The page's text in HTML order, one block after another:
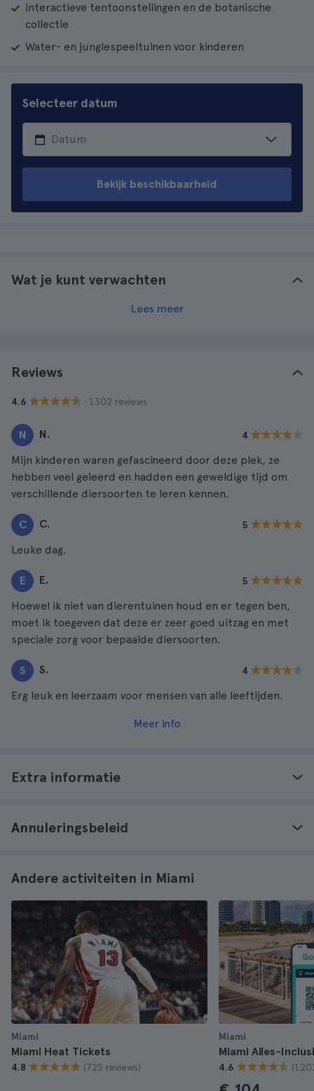
Interactieve tentoonstellingen en de botanische
collectie
Water- en junglespeeltuinen voor kinderen
Selecteer datum
Bekijk beschikbaarheid
Wat je kunt verwachten
Lees meer
Reviews
4.6 · 1.302 reviews
N N. 4
Mijn kinderen waren gefascineerd door deze plek, ze
hebben veel geleerd en hadden een geweldige tijd om
verschillende diersoorten te leren kennen.
C C. 5
Leuke dag.
E E. 5
Hoewel ik niet van dierentuinen houd en er tegen ben,
moet ik toegeven dat deze er zeer goed uitzag en met
speciale zorg voor bepaalde diersoorten.
S S. 4
Erg leuk en leerzaam voor mensen van alle leeftijden.
Meer info
Extra informatie
Annuleringsbeleid
Andere activiteiten in Miami
Miami
Miami Heat Tickets
4.8 (725 reviews)
Miami
Miami Alles-
4.6